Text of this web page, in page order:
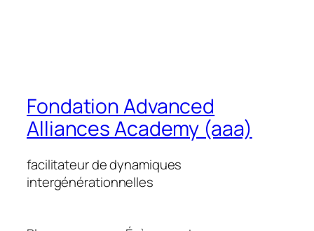
Fondation Advanced
Alliances Academy (aaa)
facilitateur de dynamiques
intergénérationnelles